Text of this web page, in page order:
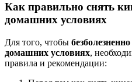
Как правильно снять
домашних условиях
Для того, чтобы
домашних условиях,
правила и рекомендации: